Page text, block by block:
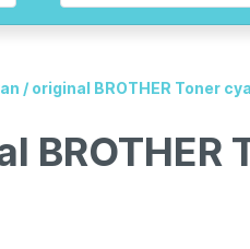
/ original BROTHER Toner
BROTHER